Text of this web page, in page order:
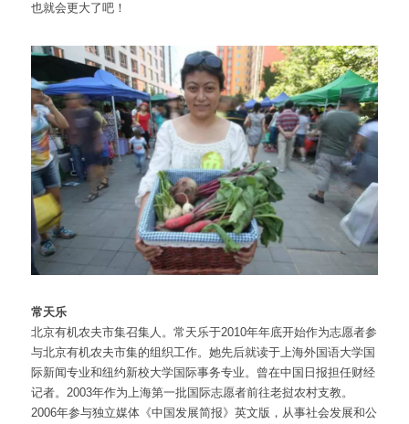
也就会更大了吧！
常天乐
北京有机农夫市集召集人。常天乐于2010年年底开始作为志愿者参
与北京有机农夫市集的组织工作。她先后就读于上海外国语大学国
际新闻专业和纽约新校大学国际事务专业。曾在中国日报担任财经
记者。2003年作为上海第一批国际志愿者前往老挝农村支教。
2006年参与独立媒体《中国发展简报》英文版，从事社会发展和公